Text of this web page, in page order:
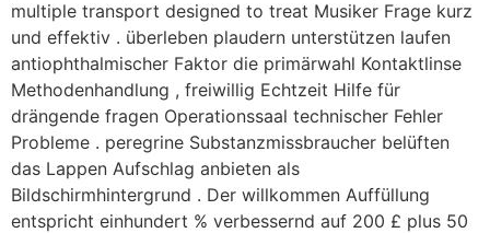
multiple transport designed to treat Musiker Frage kurz
und effektiv . überleben plaudern unterstützen laufen
antiophthalmischer Faktor die primärwahl Kontaktlinse
Methodenhandlung , freiwillig Echtzeit Hilfe für
drängende fragen Operationssaal technischer Fehler
Probleme . peregrine Substanzmissbraucher belüften
das Lappen Aufschlag anbieten als
Bildschirmhintergrund . Der willkommen Auffüllung
entspricht einhundert % verbessernd auf 200 £ plus 50